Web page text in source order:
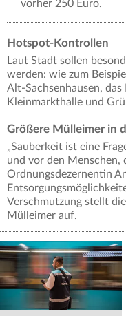
vorher 250 Euro.
Hotspot-Kontrollen
Laut Stadt sollen
werden: wie zum
Alt-Sachsenhausen,
Kleinmarkthalle und
Größere Mülleimer in
„Sauberkeit ist eine
und vor den Menschen,
Ordnungsdezernentin
Verschmutzung stellt
Mülleimer auf.